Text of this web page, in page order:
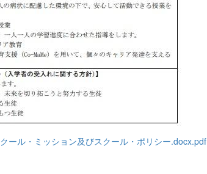
クール・ミッション及びスクール・ポリシー.docx.pdf